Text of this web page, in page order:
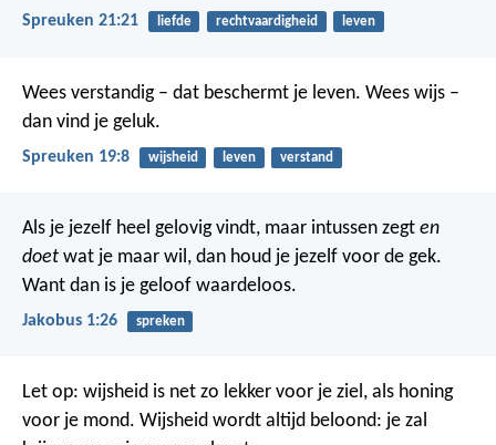
Spreuken 21:21 liefde rechtvaardigheid leven
Wees verstandig – dat beschermt je leven. Wees wijs –
dan vind je geluk.
Spreuken 19:8 wijsheid leven verstand
Als je jezelf heel gelovig vindt, maar intussen zegt en
doet wat je maar wil, dan houd je jezelf voor de gek.
Want dan is je geloof waardeloos.
Jakobus 1:26 spreken
Let op: wijsheid is net zo lekker voor je ziel, als honing
voor je mond. Wijsheid wordt altijd beloond: je zal